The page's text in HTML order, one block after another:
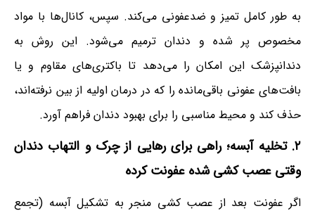
به طور کامل تمیز و ضدعفونی می‌کند. سپس، کانال‌ها با مواد
مخصوص پر شده و دندان ترمیم می‌شود. این روش به
دندانپزشک این امکان را می‌دهد تا باکتری‌های مقاوم و یا
بافت‌های عفونی باقی‌مانده را که در درمان اولیه از بین نرفته‌اند،
حذف کند و محیط مناسبی را برای بهبود دندان فراهم آورد.
۲. تخلیه آبسه ؛ راهی برای رهایی از چرک و التهاب دندان
وقتی عصب کشی شده عفونت کرده
اگر عفونت بعد از عصب کشی منجر به تشکیل آبسه (تجمع